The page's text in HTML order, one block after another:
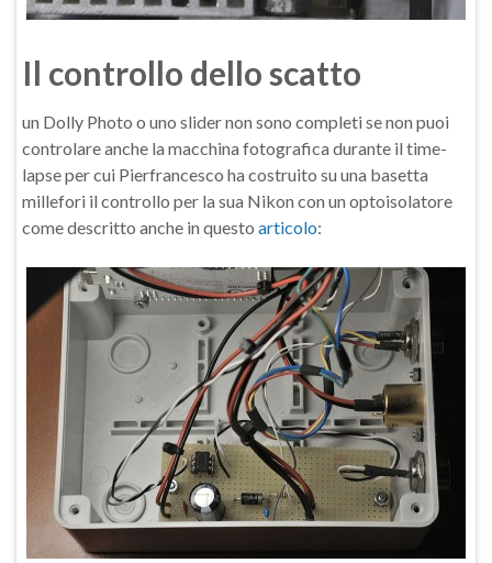
Il controllo dello scatto
un Dolly Photo o uno slider non sono completi se non puoi
controlare anche la macchina fotografica durante il time-
lapse per cui Pierfrancesco ha costruito su una basetta
millefori il controllo per la sua Nikon con un optoisolatore
come descritto anche in questo articolo: